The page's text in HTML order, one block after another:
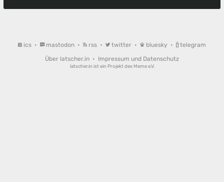
ics • mastodon • rss • twitter • bluesky •
telegram
Über latscher.in • Impressum und Datenschutz
latscher.in ist ein Projekt des Meme e.V.